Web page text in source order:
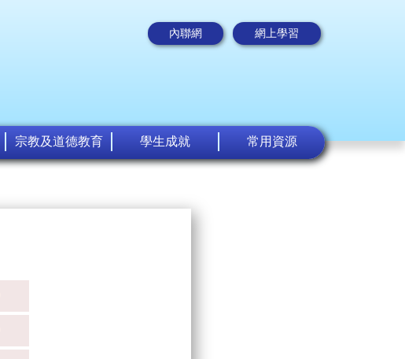
內聯網 網上學習
宗教及道德教育 學生成就 常用資源